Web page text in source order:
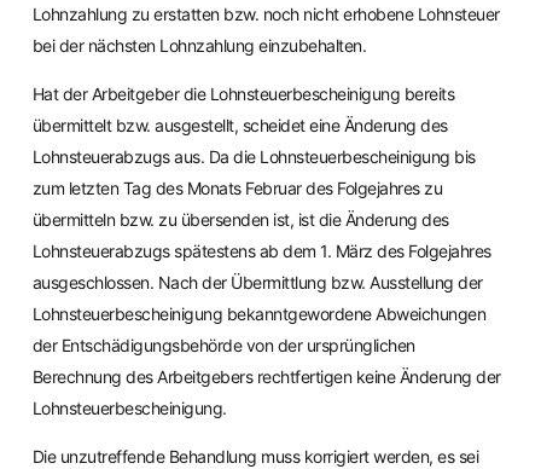
Lohnzahlung zu erstatten bzw. noch nicht erhobene Lohnsteuer
bei der nächsten Lohnzahlung einzubehalten.
Hat der Arbeitgeber die Lohnsteuerbescheinigung bereits
übermittelt bzw. ausgestellt, scheidet eine Änderung des
Lohnsteuerabzugs aus. Da die Lohnsteuerbescheinigung bis
zum letzten Tag des Monats Februar des Folgejahres zu
übermitteln bzw. zu übersenden ist, ist die Änderung des
Lohnsteuerabzugs spätestens ab dem 1. März des Folgejahres
ausgeschlossen. Nach der Übermittlung bzw. Ausstellung der
Lohnsteuerbescheinigung bekanntgewordene Abweichungen
der Entschädigungsbehörde von der ursprünglichen
Berechnung des Arbeitgebers rechtfertigen keine Änderung der
Lohnsteuerbescheinigung.
Die unzutreffende Behandlung muss korrigiert werden, es sei